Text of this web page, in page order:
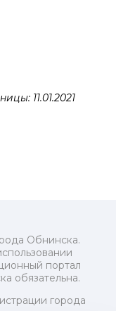
11.01.2021
Обнинска.
портал
обязательна.
города